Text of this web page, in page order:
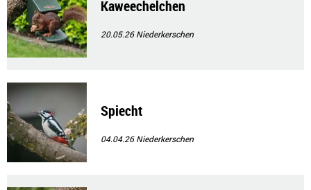
Kaweechelchen
20.05.26Niederkerschen
Spiecht
04.04.26Niederkerschen